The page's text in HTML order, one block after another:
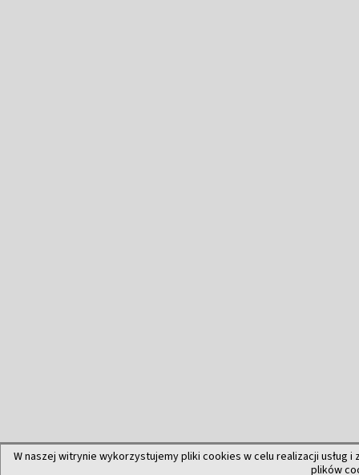
W naszej witrynie wykorzystujemy pliki cookies w celu realizacji usług i
plików